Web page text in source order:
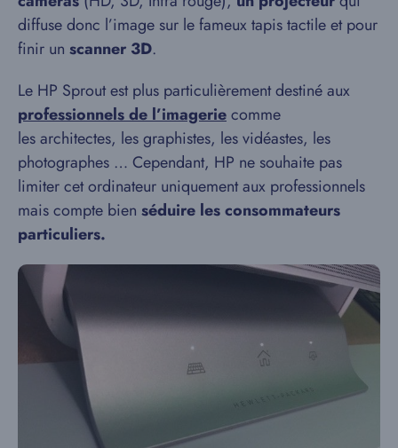
diffuse donc l’image sur le fameux tapis tactile et pour
finir un scanner 3D.
Le HP Sprout est plus particulièrement destiné aux
professionnels de l’imageriecomme
les architectes, les graphistes, les vidéastes, les
photographes … Cependant, HP ne souhaite pas
limiter cet ordinateur uniquement aux professionnels
mais compte bien séduire les consommateurs
particuliers.